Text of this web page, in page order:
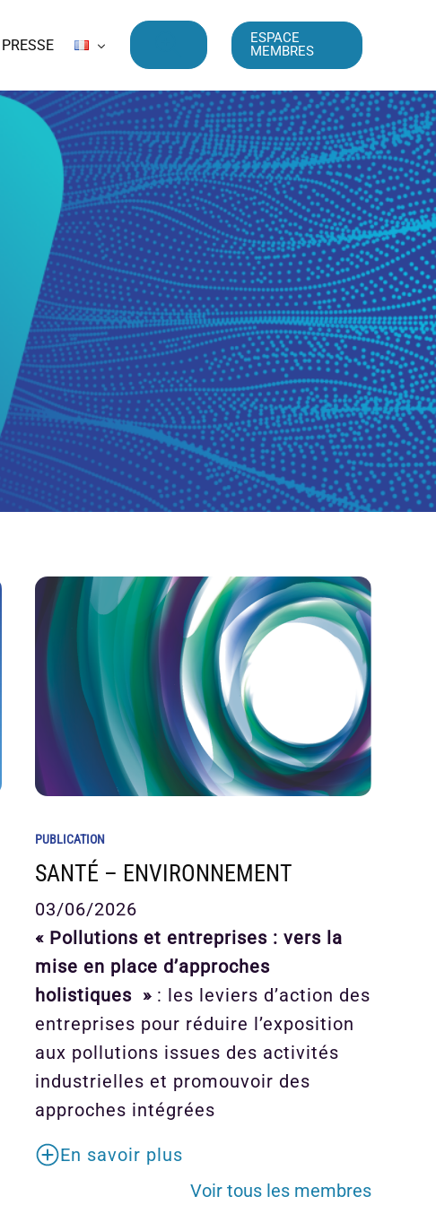
PRESSE
ESPACE
MEMBRES
PUBLICATION
SANTÉ – ENVIRONNEMENT
03/06/2026
« Pollutions et entreprises : vers la
mise en place d’approches
holistiques »: les leviers d’action des
entreprises pour réduire l’exposition
aux pollutions issues des activités
industrielles et promouvoir des
approches intégrées
En savoir plus
Voir tous les membres